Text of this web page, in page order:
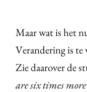
Maar wat is het
Verandering is te
Zie daarover de
are six times